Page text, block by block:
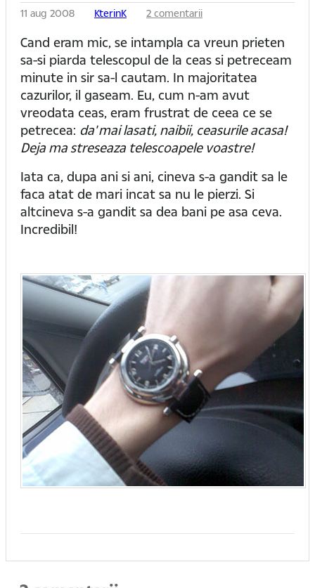
11 aug 2008 KterinK 2 comentarii
Cand eram mic, se intampla ca vreun prieten
sa-si piarda telescopul de la ceas si petreceam
minute in sir sa-l cautam. In majoritatea
cazurilor, il gaseam. Eu, cum n-am avut
vreodata ceas, eram frustrat de ceea ce se
petrecea: da' mai lasati, naibii, ceasurile acasa!
Deja ma streseaza telescoapele voastre!
Iata ca, dupa ani si ani, cineva s-a gandit sa le
faca atat de mari incat sa nu le pierzi. Si
altcineva s-a gandit sa dea bani pe asa ceva.
Incredibil!